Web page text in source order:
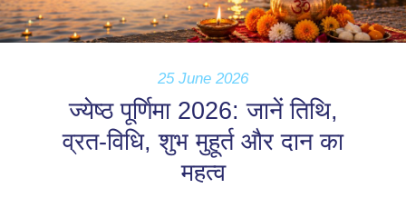
25 June 2026
ज्येष्ठ पूर्णिमा 2026: जानें तिथि,
व्रत-विधि, शुभ मुहूर्त और दान का
महत्व